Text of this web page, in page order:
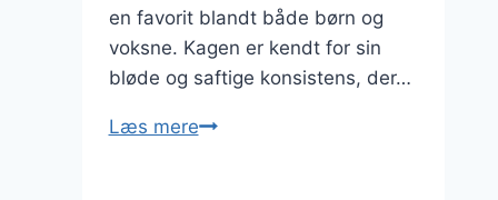
en favorit blandt både børn og
voksne. Kagen er kendt for sin
bløde og saftige konsistens, der…
Læs mereFedtebrød